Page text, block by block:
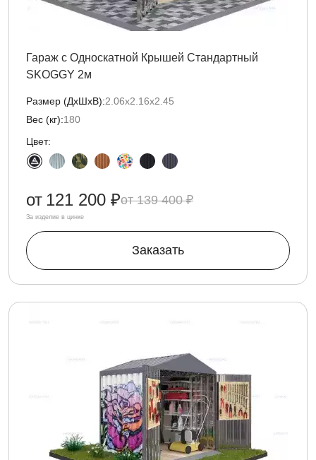
Гараж с Односкатной Крышей Стандартный
SKOGGY 2м
Размер (ДxШxВ):2.06х2.16х2.45
Вес (кг):180
Цвет:
139 400 ₽
от 121 200 ₽
За изделие в цинке
Заказать